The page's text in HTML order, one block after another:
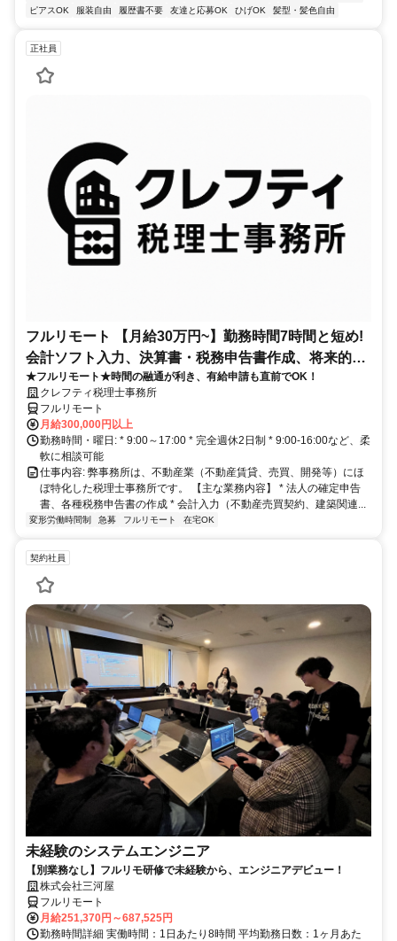
ピアスOK
服装自由 履歴書不要 友達と応募OK ひげOK 髪型・髪色自由
正社員
フルリモート 【月給30万円~】勤務時間7時間と短め!
会計ソフト入力、決算書・税務申告書作成、将来的に
決算説明も
★フルリモート★時間の融通が利き、有給申請も直前でOK！
クレフティ税理士事務所
フルリモート
月給300,000円以上
勤務時間・曜日: * 9:00～17:00 * 完全週休2日制 * 9:00-16:00など、柔
軟に相談可能
仕事内容: 弊事務所は、不動産業（不動産賃貸、売買、開発等）にほ
ぼ特化した税理士事務所です。 【主な業務内容】 * 法人の確定申告
書、各種税務申告書の作成 * 会計入力（不動産売買契約、建築関連...
変形労働時間制 急募 フルリモート 在宅OK
契約社員
未経験のシステムエンジニア
【別業務なし】フルリモ研修で未経験から、エンジニアデビュー！
株式会社三河屋
フルリモート
月給251,370円～687,525円
勤務時間詳細 実働時間：1日あたり8時間 平均勤務日数：1ヶ月あた